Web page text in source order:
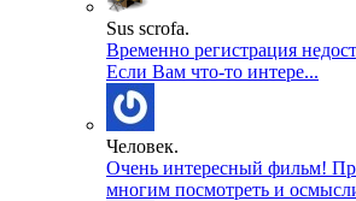
Sus scrofa.
Временно регистрация
Если Вам что-то интере...
Человек.
Очень интересный фильм!
многим посмотреть и